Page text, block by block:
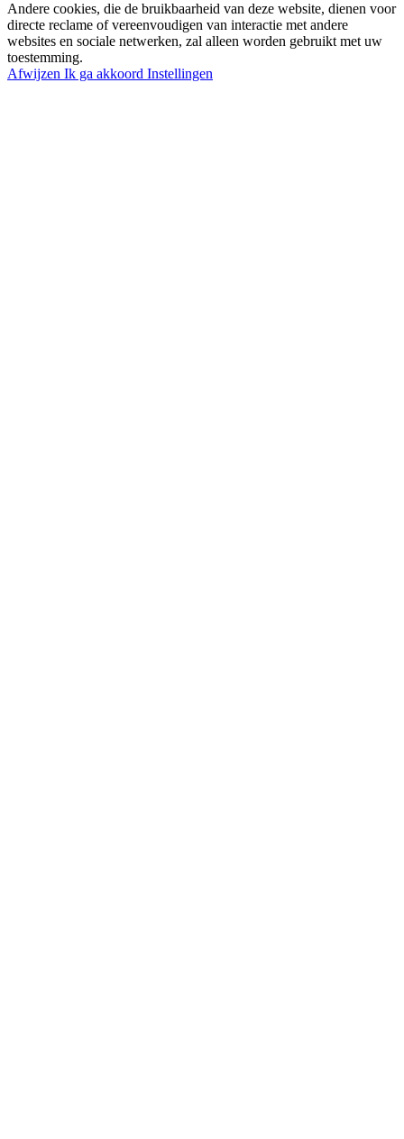
Andere cookies, die de bruikbaarheid van deze website, dienen voor
directe reclame of vereenvoudigen van interactie met andere
websites en sociale netwerken, zal alleen worden gebruikt met uw
toestemming.
Afwijzen Ik ga akkoord Instellingen